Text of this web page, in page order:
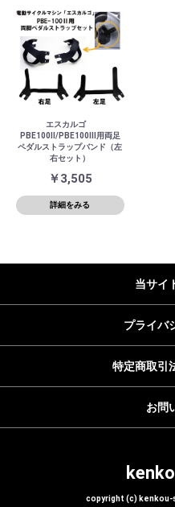
エスカルゴ
PBE100Ⅱ/PBE100Ⅲ用両足
ペダルストラップバンド（左
右セット）
￥3,505
詳細をみる
当サイ
プライバ
特定商取引
お問
copyright (c)